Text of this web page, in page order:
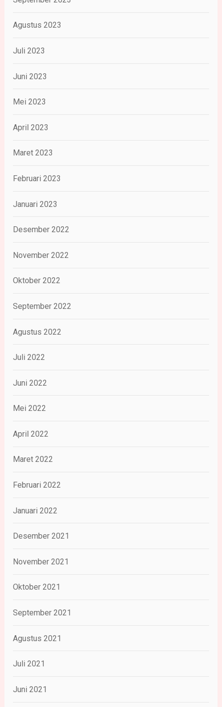
Agustus 2023
Juli 2023
Juni 2023
Mei 2023
April 2023
Maret 2023
Februari 2023
Januari 2023
Desember 2022
November 2022
Oktober 2022
September 2022
Agustus 2022
Juli 2022
Juni 2022
Mei 2022
April 2022
Maret 2022
Februari 2022
Januari 2022
Desember 2021
November 2021
Oktober 2021
September 2021
Agustus 2021
Juli 2021
Juni 2021